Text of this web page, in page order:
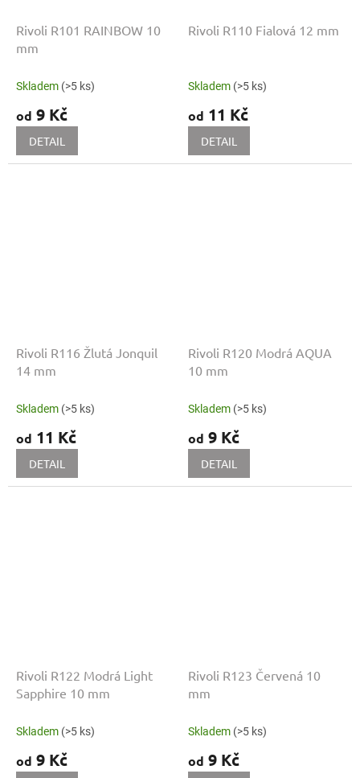
Rivoli R101 RAINBOW 10
mm
Skladem (>5 ks)
od 9 Kč
DETAIL
Rivoli R110 Fialová 12 mm
Skladem (>5 ks)
od 11 Kč
DETAIL
Rivoli R116 Žlutá Jonquil
14 mm
Skladem (>5 ks)
od 11 Kč
DETAIL
Rivoli R120 Modrá AQUA
10 mm
Skladem (>5 ks)
od 9 Kč
DETAIL
Rivoli R122 Modrá Light
Sapphire 10 mm
Skladem (>5 ks)
od 9 Kč
Rivoli R123 Červená 10
mm
Skladem (>5 ks)
od 9 Kč